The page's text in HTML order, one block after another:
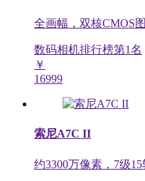
全画幅，双核CMOS
数码相机排行榜第1名
￥
16999
索尼A7C II
约3300万像素，7级